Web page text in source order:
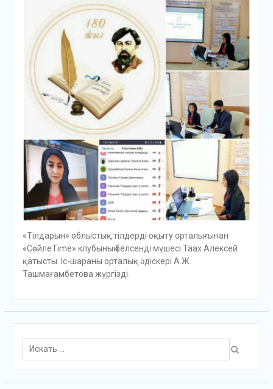
«Тілдарын» облыстық тілдерді оқыту орталығынан
«СөйлеTime» клубының белсенді мүшесі Таах Алексей
қатысты. Іс-шараны орталық әдіскері А.Ж.
Ташмағамбетова жүргізді.
Поиск
для: